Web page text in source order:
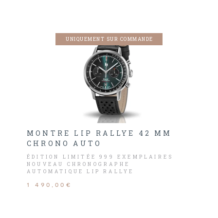
UNIQUEMENT SUR COMMANDE
MONTRE LIP RALLYE 42 MM
CHRONO AUTO
ÉDITION LIMITÉE 999 EXEMPLAIRES
NOUVEAU CHRONOGRAPHE
AUTOMATIQUE LIP RALLYE
MODÈLE RALLYE CHRONO AUTO LIP.
1 490,00€